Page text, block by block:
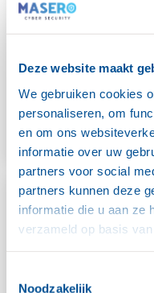
Deze website maakt
We gebruiken cookies
personaliseren, om
en om ons
informatie over uw
partners voor social
partners kunnen deze
informatie die u aan ze
verzameld op basis
Noodzakelijk
“Masero is de